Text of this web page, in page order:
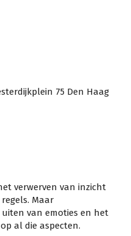
75 Den Haag
verwerven van inzicht
Maar
van emoties en het
al die aspecten.